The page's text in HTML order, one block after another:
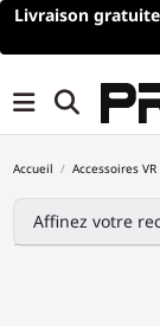
Livraison gratuite
Accueil Accessoires VR
Affinez votre